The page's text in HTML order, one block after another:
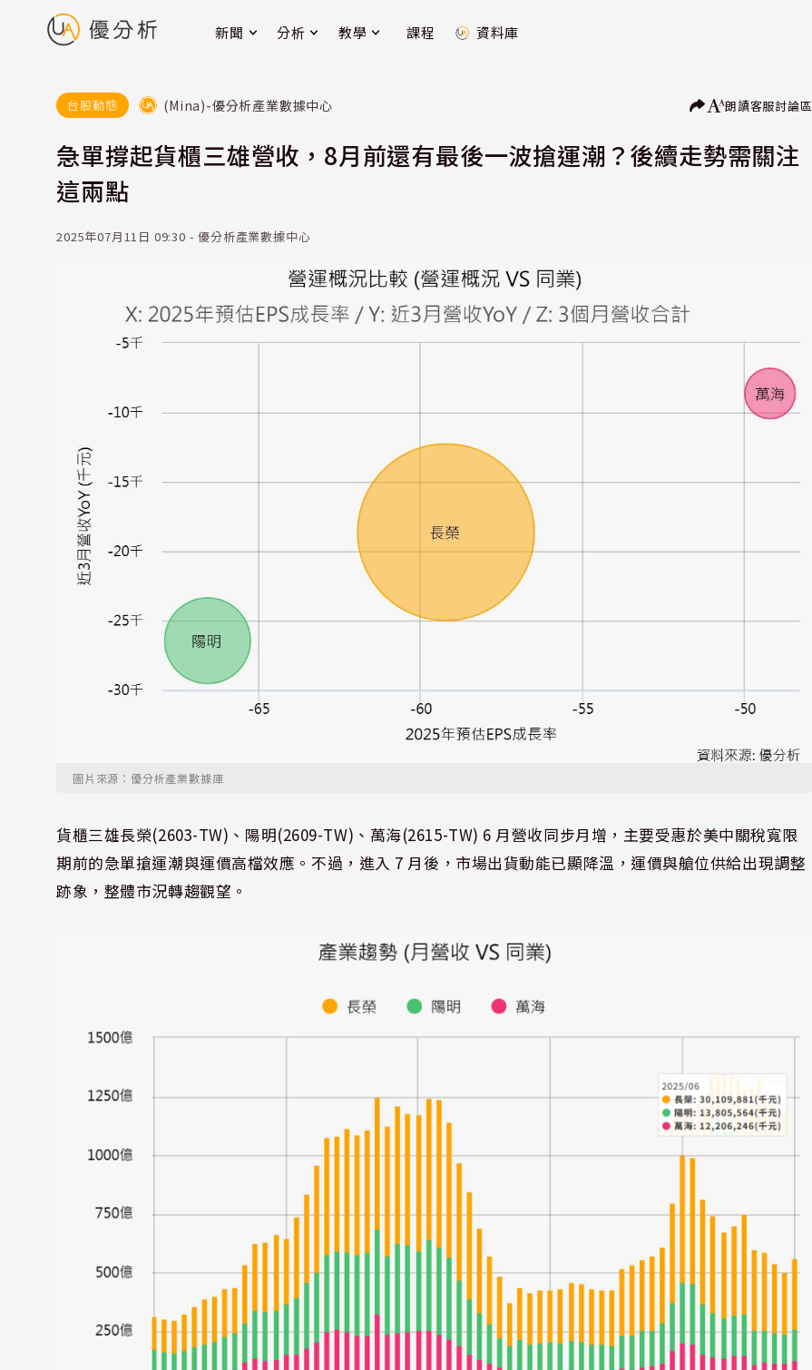
新聞 分析 教學 課程 資料庫
台股動態 (Mina)-優分析產業數據中心 朗讀客服討論區
急單撐起貨櫃三雄營收，8月前還有最後一波搶運潮？後續走勢需關注
這兩點
2025年07月11日 09:30 - 優分析產業數據中心
圖片來源：優分析產業數據庫
貨櫃三雄長榮(2603-TW)、陽明(2609-TW)、萬海(2615-TW) 6 月營收同步月增，主要受惠於美中關稅寬限
期前的急單搶運潮與運價高檔效應。不過，進入 7 月後，市場出貨動能已顯降溫，運價與艙位供給出現調整
跡象，整體市況轉趨觀望。